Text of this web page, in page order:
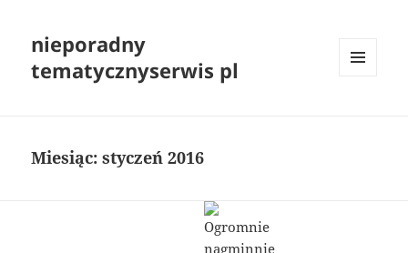
nieporadny
tematycznyserwis pl
Miesiąc:styczeń 2016